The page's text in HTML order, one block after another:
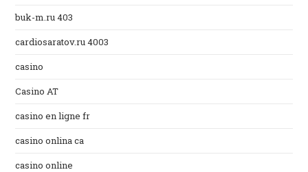
buk-m.ru 403
cardiosaratov.ru 4003
casino
Casino AT
casino en ligne fr
casino onlina ca
casino online